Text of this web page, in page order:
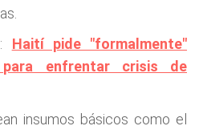
: Haití pide "formalmente"
para enfrentar crisis de
insumos básicos como el